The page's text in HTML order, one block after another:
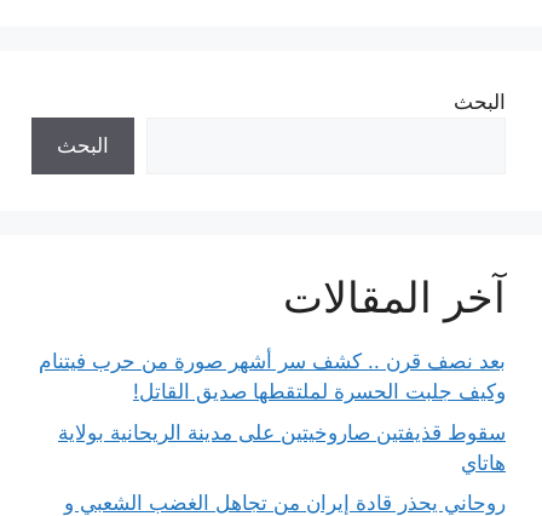
البحث
البحث
آخر المقالات
بعد نصف قرن .. كشف سر أشهر صورة من حرب فيتنام
وكيف جلبت الحسرة لملتقطها صديق القاتل!
سقوط قذيفتين صاروخيتين على مدينة الريحانية بولاية
هاتاي
روحاني يحذر قادة إيران من تجاهل الغضب الشعبي و